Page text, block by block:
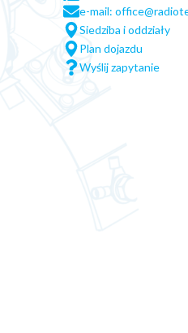
e-mail:
Siedziba i oddziały
Plan dojazdu
Wyślij zapytanie